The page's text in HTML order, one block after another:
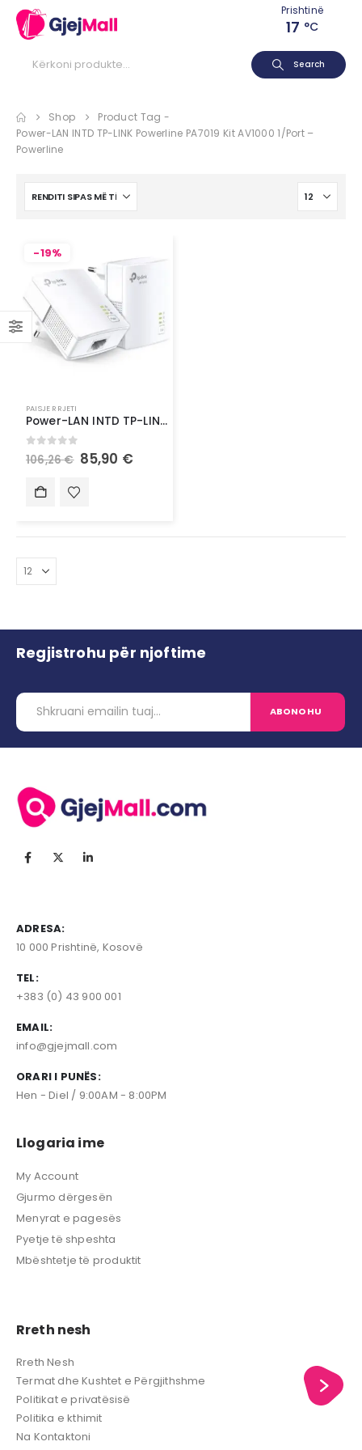
Prishtinë
17 °C
Search
Shop
Product Tag -
Power-LAN INTD TP-LINK Powerline PA7019 Kit AV1000 1/Port –
Powerline
-19%
PAISJE RRJETI
Power-LAN INTD TP-LINK Powerline PA7019 Kit AV1000 1/Port – Powerline
out of 5
106,26€ 85,90 €
Regjistrohu për njoftime
ADRESA:
10 000 Prishtinë, Kosovë
TEL:
+383 (0) 43 900 001
EMAIL:
info@gjejmall.com
ORARI I PUNËS:
Hen - Diel / 9:00AM - 8:00PM
Llogaria ime
My Account
Gjurmo dërgesën
Menyrat e pagesës
Pyetje të shpeshta
Mbështetje të produktit
Rreth nesh
Rreth Nesh
Termat dhe Kushtet e Përgjithshme
Politikat e privatësisë
Politika e kthimit
Na Kontaktoni